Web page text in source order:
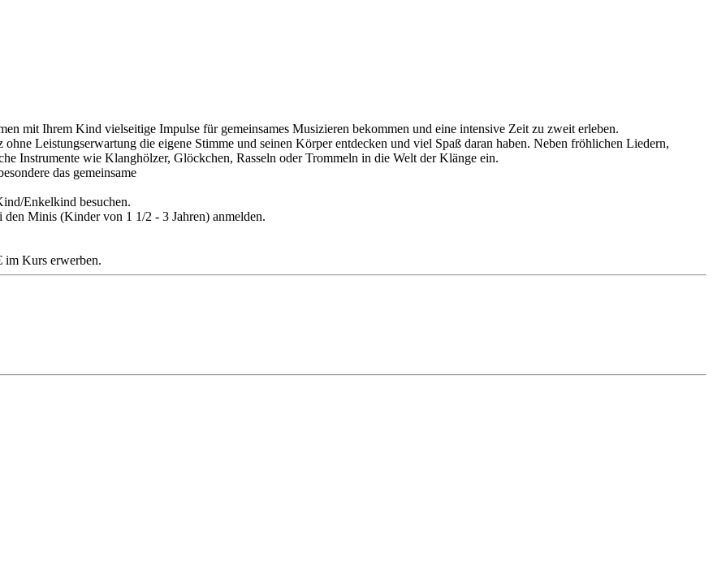
mit Ihrem Kind vielseitige Impulse für gemeinsames Musizieren bekommen und eine intensive Zeit zu zweit erleben.
Leistungserwartung die eigene Stimme und seinen Körper entdecken und viel Spaß daran haben. Neben fröhlichen Liedern,
Instrumente wie Klanghölzer, Glöckchen, Rasseln oder Trommeln in die Welt der Klänge ein.
das gemeinsame
Enkelkind besuchen.
Minis (Kinder von 1 1/2 - 3 Jahren) anmelden.
im Kurs erwerben.